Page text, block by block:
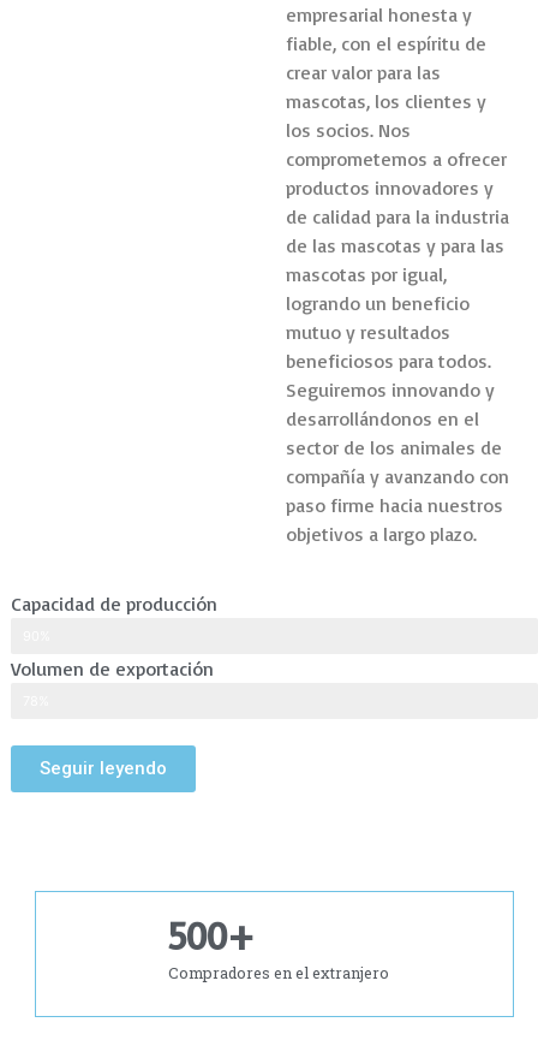
empresarial honesta y
fiable, con el espíritu de
crear valor para las
mascotas, los clientes y
los socios. Nos
comprometemos a ofrecer
productos innovadores y
de calidad para la industria
de las mascotas y para las
mascotas por igual,
logrando un beneficio
mutuo y resultados
beneficiosos para todos.
Seguiremos innovando y
desarrollándonos en el
sector de los animales de
compañía y avanzando con
paso firme hacia nuestros
objetivos a largo plazo.
Capacidad de producción
Volumen de exportación
Seguir leyendo
Compradores en el extranjero
500+